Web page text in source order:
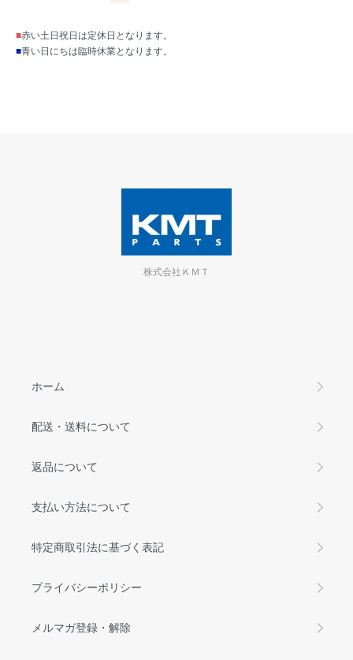
■赤い土日祝日は定休日となります。
■青い日にちは臨時休業となります。
株式会社ＫＭＴ
ホーム
配送・送料について
返品について
支払い方法について
特定商取引法に基づく表記
プライバシーポリシー
メルマガ登録・解除